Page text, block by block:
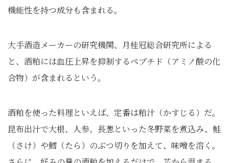
機能性を持つ成分も含まれる。
大手酒造メーカーの研究機関、月桂冠総合研究所による
と、酒粕には血圧上昇を抑制するペプチド（アミノ酸の化
合物）が含まれるという。
酒粕を使った料理といえば、定番は粕汁（かすじる）だ。
昆布出汁で大根、人参、長葱といった冬野菜を煮込み、鮭
（さけ）や鱈（たら）のぶつ切りを加えて、味噌を溶く。